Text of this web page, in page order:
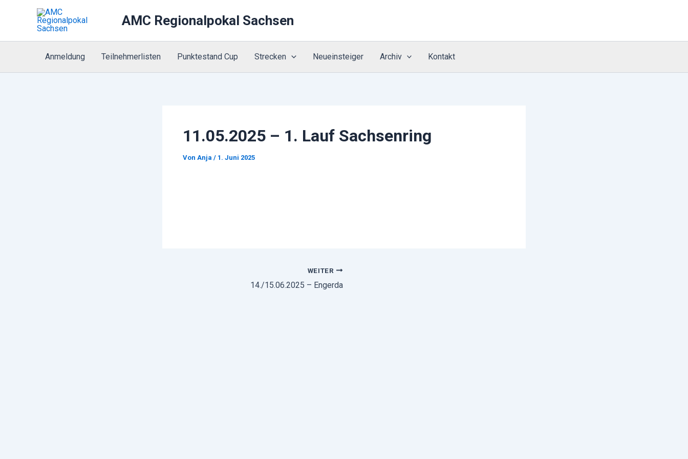
AMC Regionalpokal Sachsen
Anmeldung Teilnehmerlisten Punktestand Cup Strecken Neueinsteiger Archiv Kontakt
11.05.2025 – 1. Lauf Sachsenring
Von Anja / 1. Juni 2025
WEITER
14./15.06.2025 – Engerda